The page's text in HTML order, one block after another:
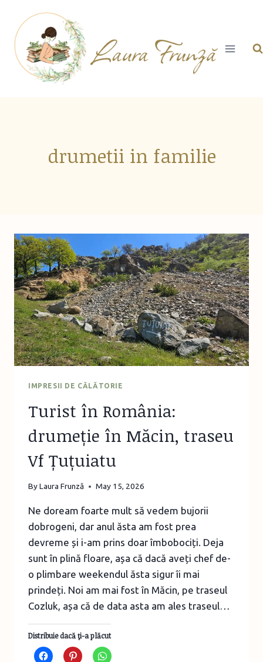
content
drumetii in familie
IMPRESII DE CĂLĂTORIE
Turist în România:
drumeție în Măcin, traseu
Vf Țuțuiatu
ByLaura Frunză May 15, 2026
Ne doream foarte mult să vedem bujorii
dobrogeni, dar anul ăsta am fost prea
devreme și i-am prins doar îmbobociți. Deja
sunt în plină floare, așa că dacă aveți chef de-
o plimbare weekendul ăsta sigur îi mai
prindeți. Noi am mai fost în Măcin, pe traseul
Cozluk, așa că de data asta am ales traseul…
Distribuie dacă ţi-a plăcut